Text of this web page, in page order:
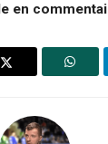
en